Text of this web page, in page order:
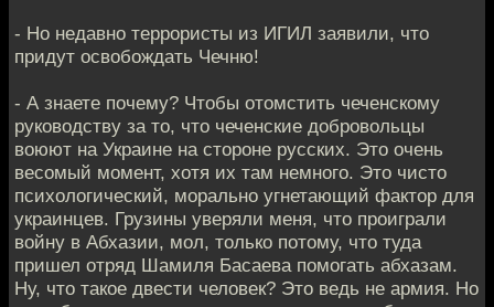
- Но недавно террористы из ИГИЛ заявили, что
придут освобождать Чечню!
- А знаете почему? Чтобы отомстить чеченскому
руководству за то, что чеченские добровольцы
воюют на Украине на стороне русских. Это очень
весомый момент, хотя их там немного. Это чисто
психологический, морально угнетающий фактор для
украинцев. Грузины уверяли меня, что проиграли
войну в Абхазии, мол, только потому, что туда
пришел отряд Шамиля Басаева помогать абхазам.
Ну, что такое двести человек? Это ведь не армия. Но